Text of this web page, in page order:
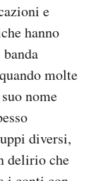
e
hanno
molte
nome
diversi,
delirio che